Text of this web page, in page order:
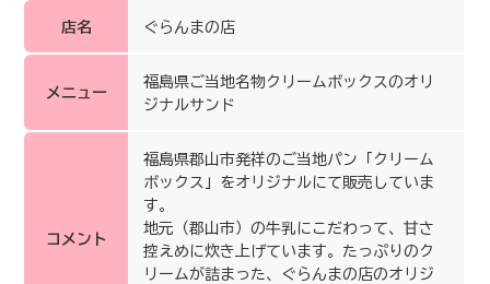
店名 ぐらんまの店
メニュー
福島県ご当地名物クリームボックスのオリ
ジナルサンド
コメント
福島県郡山市発祥のご当地パン「クリーム
ボックス」をオリジナルにて販売していま
す。
地元（郡山市）の牛乳にこだわって、甘さ
控えめに炊き上げています。たっぷりのク
リームが詰まった、ぐらんまの店のオリジ